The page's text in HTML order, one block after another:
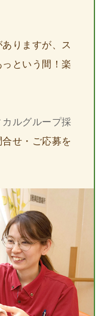
りますが、ス
という間！楽
ルグループ採
せ・ご応募を